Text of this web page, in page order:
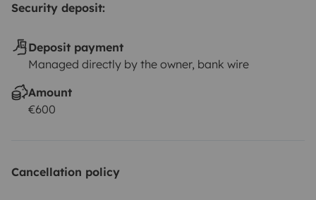
Security deposit:
Deposit payment
Managed directly by the owner, bank wire
Amount
€600
Cancellation policy